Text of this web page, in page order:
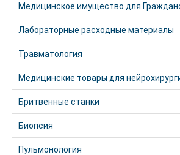
Медицинское имущество для
Лабораторные расходные материалы
Травматология
Медицинские товары для
Бритвенные станки
Биопсия
Пульмонология